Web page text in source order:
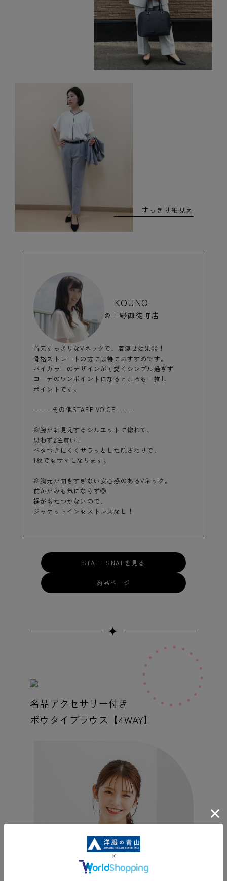
すっきり細見え
KOUNO
@上野御徒町店
首元すっきりなVネックで、着痩せ効果◎！
骨格ストレートの方には特におすすめです。
バイカラーのデザインが可愛くシンプル過ぎず
コーデのワンポイントになるところも一推し
ポイントです。
------その他STAFF VOICE------
💭腕が細見えするシルエットに惚れて、
思わず2色買い！
ベタつきにくくサラッとした肌ざわりで、
1枚でもサマになります。
💭胸元が開きすぎない安心感のあるVネック。
前かがみも気にならず◎
裾がもたつかないので、
ジャケットインもストレスなし！
STAFF SNAPを見る
商品ページ
✦
名品アクセサリー付き
ボウタイブラウス【4WAY】